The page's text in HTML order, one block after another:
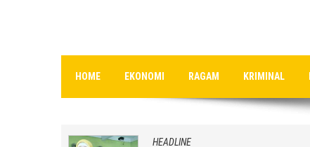
HOME EKONOMI RAGAM KRIMINAL
HEADLINE